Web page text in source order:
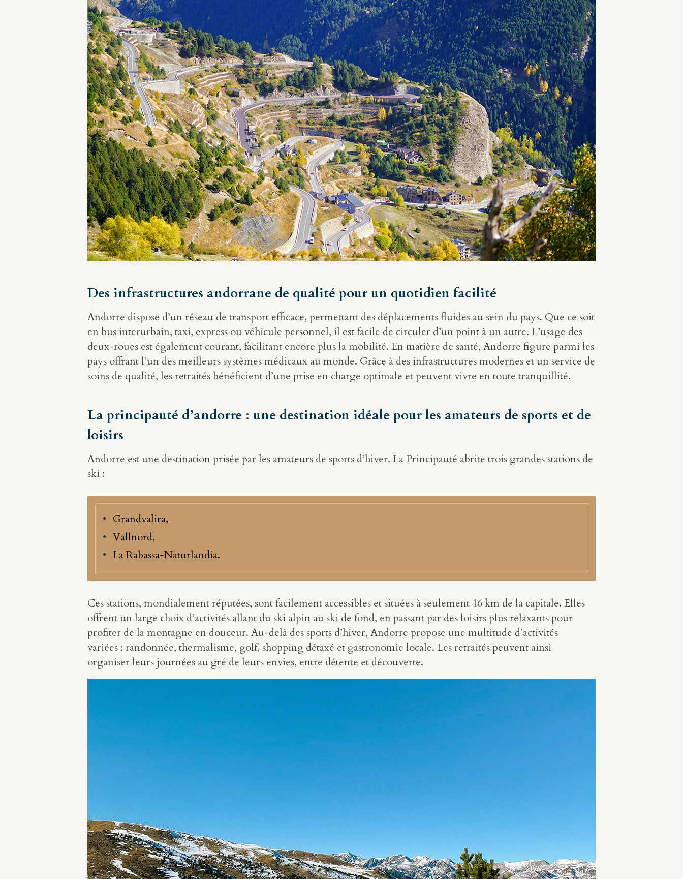
Des infrastructures andorrane de qualité pour un quotidien facilité
Andorre dispose d’un réseau de transport efficace, permettant des déplacements fluides au sein du pays. Que ce soit
en bus interurbain, taxi, express ou véhicule personnel, il est facile de circuler d’un point à un autre. L’usage des
deux-roues est également courant, facilitant encore plus la mobilité. En matière de santé, Andorre figure parmi les
pays offrant l’un des meilleurs systèmes médicaux au monde. Grâce à des infrastructures modernes et un service de
soins de qualité, les retraités bénéficient d’une prise en charge optimale et peuvent vivre en toute tranquillité.
La principauté d’andorre : une destination idéale pour les amateurs de sports et de
loisirs
Andorre est une destination prisée par les amateurs de sports d’hiver. La Principauté abrite trois grandes stations de
ski :
Grandvalira,
Vallnord,
La Rabassa-Naturlandia.
Ces stations, mondialement réputées, sont facilement accessibles et situées à seulement 16 km de la capitale. Elles
offrent un large choix d’activités allant du ski alpin au ski de fond, en passant par des loisirs plus relaxants pour
profiter de la montagne en douceur. Au-delà des sports d’hiver, Andorre propose une multitude d’activités
variées : randonnée, thermalisme, golf, shopping détaxé et gastronomie locale. Les retraités peuvent ainsi
organiser leurs journées au gré de leurs envies, entre détente et découverte.